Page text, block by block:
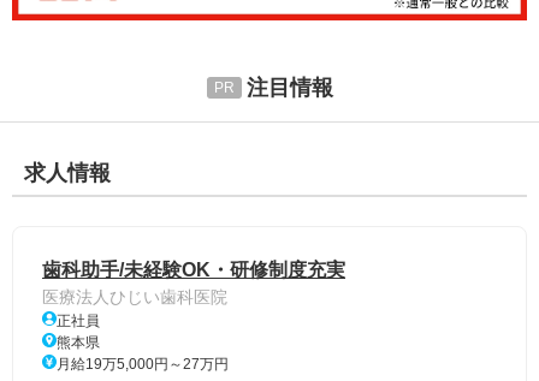
注目情報
求人情報
歯科助手/未経験OK・研修制度充実
医療法人ひじい歯科医院
正社員
熊本県
月給19万5,000円～27万円